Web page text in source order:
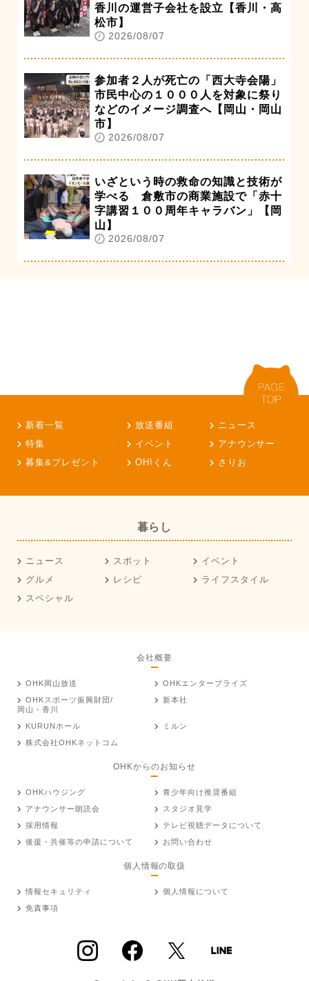
香川の運営子会社を設立【香川・高
松市】
2026/08/07
参加者２人が死亡の「西大寺会陽」
市民中心の１０００人を対象に祭り
などのイメージ調査へ【岡山・岡山
市】
2026/08/07
いざという時の救命の知識と技術が
学べる 倉敷市の商業施設で「赤十
字講習１００周年キャラバン」【岡
山】
2026/08/07
新着一覧 放送番組
ニュース
特集
イベント
アナウンサー
募集&プレゼント
OH!くん さりお
暮らし
ニュース スポット
イベント
グルメ
レシピ
ライフスタイル
スペシャル
会社概要
OHK岡山放送
OHKエンタープライズ
OHKスポーツ振興財団/
岡山・香川
新本社
KURUNホール
ミルン
株式会社OHKネットコム
OHKからのお知らせ
OHKハウジング
青少年向け推奨番組
アナウンサー朗読会
スタジオ見学
採用情報
テレビ視聴データについて
後援・共催等の申請について
お問い合わせ
個人情報の取扱
情報セキュリティ
個人情報について
免責事項